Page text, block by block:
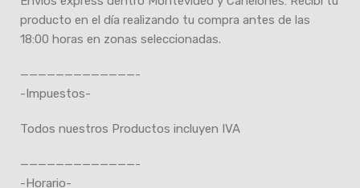
producto en el día realizando tu compra antes de las
18:00 horas en zonas seleccionadas.
—————————————-
-Impuestos-
Todos nuestros Productos incluyen IVA
—————————————-
-Horario-